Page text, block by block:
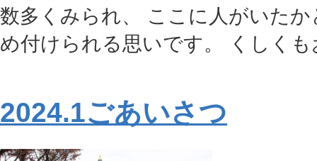
数多くみられ、 ここに人がいた
め付けられる思いです。 くしく
2024.1ごあいさつ